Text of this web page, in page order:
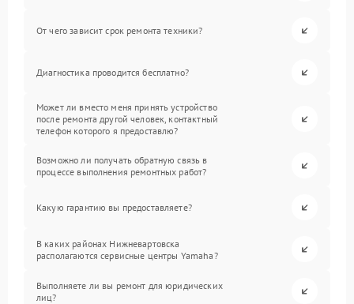
От чего зависит срок ремонта техники?
Диагностика проводится бесплатно?
Может ли вместо меня принять устройство
после ремонта другой человек, контактный
телефон которого я предоставлю?
Возможно ли получать обратную связь в
процессе выполнения ремонтных работ?
Какую гарантию вы предоставляете?
В каких районах Нижневартовска
располагаются сервисные центры Yamaha?
Выполняете ли вы ремонт для юридических
лиц?